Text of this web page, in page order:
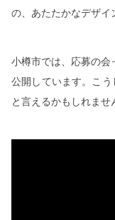
の、あたたかなデザイ
小樽市では、応募の
公開しています。こ
と言えるかもしれませ